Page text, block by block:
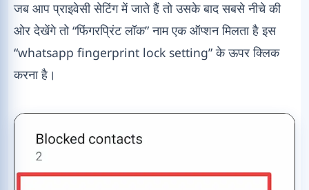
जब आप प्राइवेसी सेटिंग में जाते हैं तो उसके बाद सबसे नीचे की
ओर देखेंगे तो “फिंगरप्रिंट लॉक” नाम एक ऑप्शन मिलता है इस
“whatsapp fingerprint lock setting” के ऊपर क्लिक
करना है।